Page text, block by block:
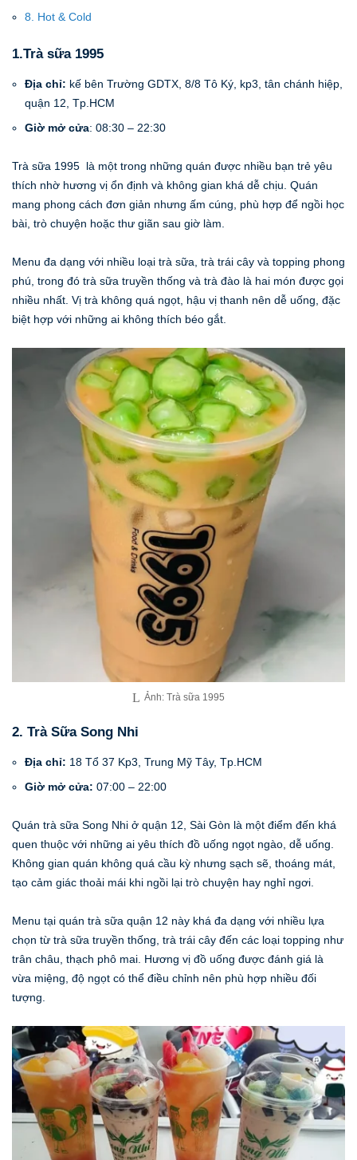
8. Hot & Cold
1.Trà sữa 1995
Địa chỉ: kế bên Trường GDTX, 8/8 Tô Ký, kp3, tân chánh hiệp,
quận 12, Tp.HCM
Giờ mở cửa: 08:30 – 22:30
Trà sữa 1995 là một trong những quán được nhiều bạn trẻ yêu
thích nhờ hương vị ổn định và không gian khá dễ chịu. Quán
mang phong cách đơn giản nhưng ấm cúng, phù hợp để ngồi học
bài, trò chuyện hoặc thư giãn sau giờ làm.
Menu đa dạng với nhiều loại trà sữa, trà trái cây và topping phong
phú, trong đó trà sữa truyền thống và trà đào là hai món được gọi
nhiều nhất. Vị trà không quá ngọt, hậu vị thanh nên dễ uống, đặc
biệt hợp với những ai không thích béo gắt.
Ảnh: Trà sữa 1995
2. Trà Sữa Song Nhi
Địa chỉ: 18 Tổ 37 Kp3, Trung Mỹ Tây, Tp.HCM
Giờ mở cửa: 07:00 – 22:00
Quán trà sữa Song Nhi ở quận 12, Sài Gòn là một điểm đến khá
quen thuộc với những ai yêu thích đồ uống ngọt ngào, dễ uống.
Không gian quán không quá cầu kỳ nhưng sạch sẽ, thoáng mát,
tạo cảm giác thoải mái khi ngồi lại trò chuyện hay nghỉ ngơi.
Menu tại quán trà sữa quận 12 này khá đa dạng với nhiều lựa
chọn từ trà sữa truyền thống, trà trái cây đến các loại topping như
trân châu, thạch phô mai. Hương vị đồ uống được đánh giá là
vừa miệng, độ ngọt có thể điều chỉnh nên phù hợp nhiều đối
tượng.